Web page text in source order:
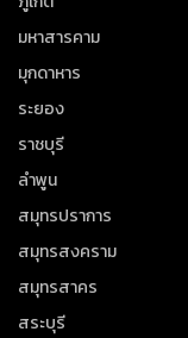
มหาสารคาม
มุกดาหาร
ระยอง
ราชบุรี
ลำพูน
สมุทรปราการ
สมุทรสงคราม
สมุทรสาคร
สระบุรี